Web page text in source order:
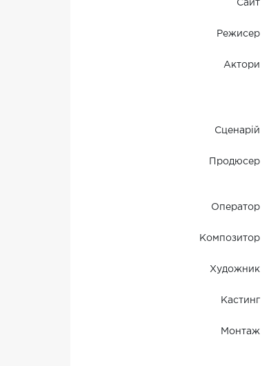
Сайт
Режисер
Актори
Сценарій
Продюсер
Оператор
Композитор
Художник
Кастинг
Монтаж